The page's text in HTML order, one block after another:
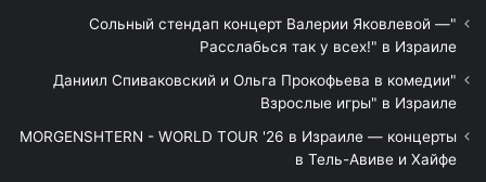
"Сольный стендап концерт Валерии Яковлевой —
Расслабься так у всех!" в Израиле
"Даниил Спиваковский и Ольга Прокофьева в комедии
Взрослые игры" в Израиле
MORGENSHTERN - WORLD TOUR '26 в Израиле — концерты
в Тель-Авиве и Хайфе